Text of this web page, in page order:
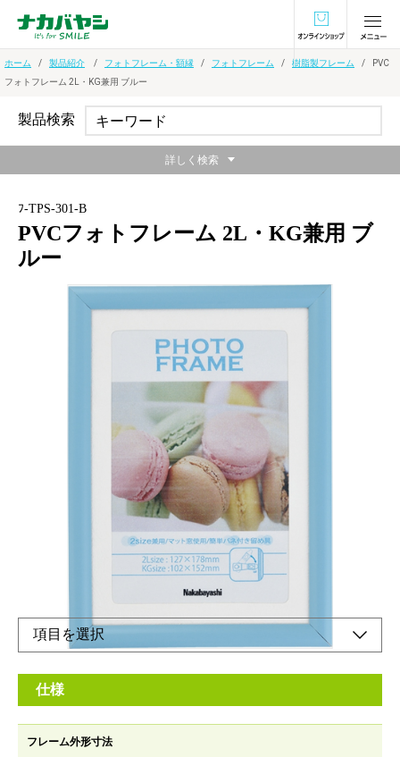
オンラインショ
ホーム 製品紹介 フォトフレーム・額縁 フォトフレーム 樹脂製フレーム
PVC
フォトフレーム 2L・KG兼用 ブルー
ﾌ-TPS-301-B
PVCフォトフレーム 2L・KG兼用 ブ
ルー
パステルカラーな樹脂製フォトフレーム
マット台紙使用で2種類のサイズに対応できます。
オンラインショップ
仕様
フレーム外形寸法
製品検索
詳しく検索